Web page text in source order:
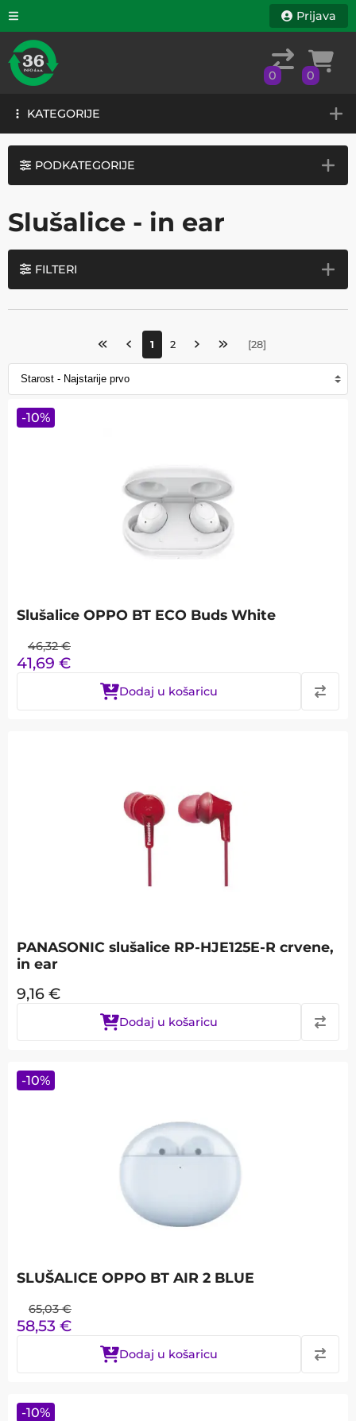
KATEGORIJE
Prijava
0 0
KATEGORIJE
PODKATEGORIJE
Slušalice - in ear
FILTERI
1 2 [28]
Slušalice OPPO BT ECO Buds White
46,32 €
41,69 €
Dodaj u košaricu
-10%
PANASONIC slušalice RP-HJE125E-R crvene,
in ear
9,16 €
Dodaj u košaricu
SLUŠALICE OPPO BT AIR 2 BLUE
65,03 €
58,53 €
Dodaj u košaricu
-10%
-10%